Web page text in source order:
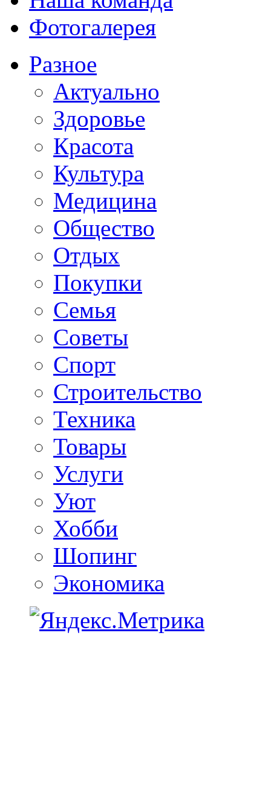
Фотогалерея
Разное
Актуально
Здоровье
Красота
Культура
Медицина
Общество
Отдых
Покупки
Семья
Советы
Спорт
Строительство
Техника
Товары
Услуги
Уют
Хобби
Шопинг
Экономика